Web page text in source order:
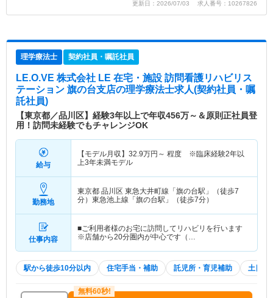
更新日：2026/07/03 求人番号：10267826
理学療法士 契約社員・嘱託社員
LE.O.VE 株式会社 LE 在宅・施設 訪問看護リハビリス
テーション 旗の台支店の理学療法士求人(契約社員・嘱
託社員)
【東京都／品川区】経験3年以上で年収456万～＆原則正社員登
用！訪問未経験でもチャレンジOK
給与
【モデル月収】 32.9万円～ 程度 ※臨床経験2年以
上3年未満モデル
勤務地
東京都 品川区 東急大井町線「旗の台駅」（徒歩7
分）東急池上線「旗の台駅」（徒歩7分）
仕事内容
■ご利用者様のお宅に訪問してリハビリを行います
※店舗から20分圏内が中心です（…
駅から徒歩10分以内 住宅手当・補助 託児所・育児補助 土日祝